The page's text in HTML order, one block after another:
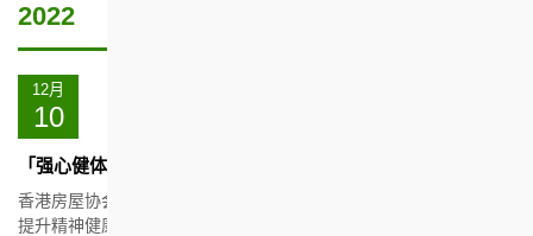
2022
目
活
动
介12月
10
「强心健体燃希望」社区关怀行动
香港房屋协会(“房协”)已展开「强心健体燃希望」社区关怀行动，以
提升精神健康为大前提，鼓励大众由自身开始，关注精神健康，再